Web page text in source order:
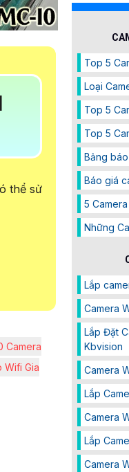
thể sử
Camera
Wifi Gia
Top 5
Loại
Top 5
Top 5
Bảng
Báo giá
5
Những
Lắp
Camera
Lắp Đặt
Kbvision
Camera
Lắp
Camera
Lắp
Camera